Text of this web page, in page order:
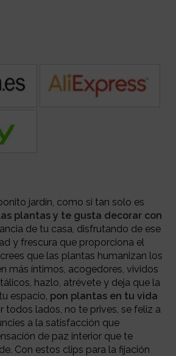
jardín, como si tan solo es
plantas y te gusta decorar con
de tu casa, disfrutando de ese
y frescura que proporciona el
que las plantas humanizan los
más íntimos, acogedores, vividos
hazlo, atrévete y deja que la
espacio, pon plantas en tu vida
todos lados, no te prives, se feliz a
a la satisfacción que
de paz interior que te
Con estos clips para la fijación